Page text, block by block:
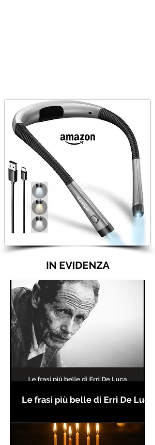
IN EVIDENZA
Le frasi più belle di Erri De Luca